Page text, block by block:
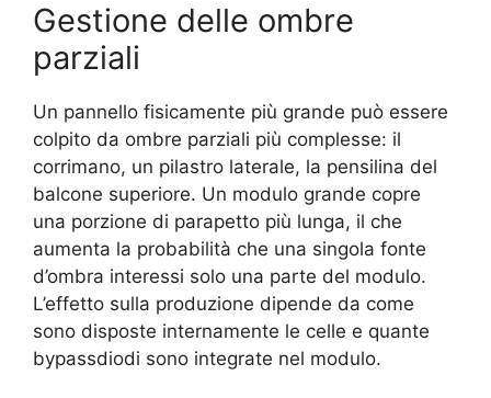
Gestione delle ombre
parziali
Un pannello fisicamente più grande può essere
colpito da ombre parziali più complesse: il
corrimano, un pilastro laterale, la pensilina del
balcone superiore. Un modulo grande copre
una porzione di parapetto più lunga, il che
aumenta la probabilità che una singola fonte
d’ombra interessi solo una parte del modulo.
L’effetto sulla produzione dipende da come
sono disposte internamente le celle e quante
bypassdiodi sono integrate nel modulo.